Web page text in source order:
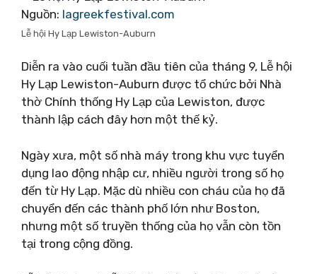
Nguồn: lagreekfestival.com
Lễ hội Hy Lạp Lewiston-Auburn
Diễn ra vào cuối tuần đầu tiên của tháng 9, Lễ hội
Hy Lạp Lewiston-Auburn được tổ chức bởi Nhà
thờ Chính thống Hy Lạp của Lewiston, được
thành lập cách đây hơn một thế kỷ.
Ngày xưa, một số nhà máy trong khu vực tuyển
dụng lao động nhập cư, nhiều người trong số họ
đến từ Hy Lạp. Mặc dù nhiều con cháu của họ đã
chuyển đến các thành phố lớn như Boston,
nhưng một số truyền thống của họ vẫn còn tồn
tại trong cộng đồng.